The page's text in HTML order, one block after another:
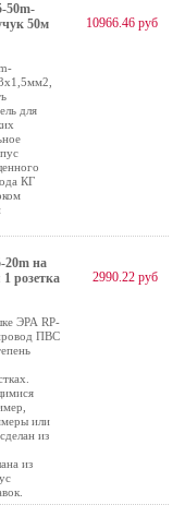
50m-
50м
для
КГ
10966.46 руб
20m на
розетка
ЭРА RP-
ПВС
или
из
из
2990.22 руб